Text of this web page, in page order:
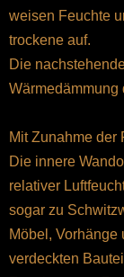
weisen Feuchte
trockene auf.
Die
Wärmedämmung
Mit Zunahme der
Die innere
relativer
sogar zu
Möbel,
verdeckten